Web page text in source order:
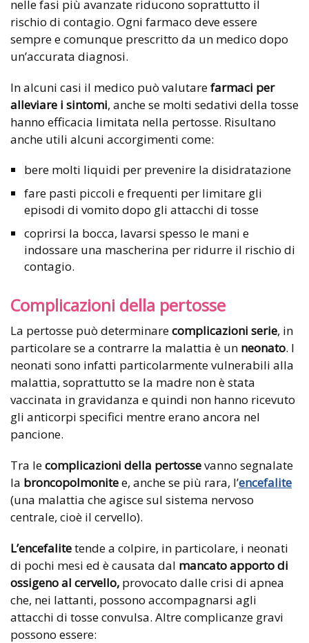
nelle fasi più avanzate riducono soprattutto il
rischio di contagio. Ogni farmaco deve essere
sempre e comunque prescritto da un medico dopo
un’accurata diagnosi.
In alcuni casi il medico può valutarefarmaci per
alleviare i sintomi, anche se molti sedativi della tosse
hanno efficacia limitata nella pertosse. Risultano
anche utili alcuni accorgimenti come:
bere molti liquidi per prevenire la disidratazione
fare pasti piccoli e frequenti per limitare gli
episodi di vomito dopo gli attacchi di tosse
coprirsi la bocca, lavarsi spesso le mani e
indossare una mascherina per ridurre il rischio di
contagio.
Complicazioni della pertosse
La pertosse può determinarecomplicazioni serie, in
particolare se a contrarre la malattia è un neonato. I
neonati sono infatti particolarmente vulnerabili alla
malattia, soprattutto se la madre non è stata
vaccinata in gravidanza e quindi non hanno ricevuto
gli anticorpi specifici mentre erano ancora nel
pancione.
Tra lecomplicazioni della pertossevanno segnalate
la broncopolmonitee, anche se più rara, l’encefalite
(una malattia che agisce sul sistema nervoso
centrale, cioè il cervello).
L’encefalitetende a colpire, in particolare, i neonati
di pochi mesi ed è causata dal mancato apporto di
ossigeno al cervello, provocato dalle crisi di apnea
che, nei lattanti, possono accompagnarsi agli
attacchi di tosse convulsa. Altre complicanze gravi
possono essere: